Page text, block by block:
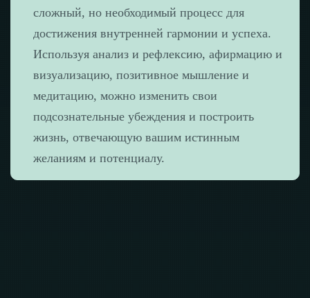
сложный, но необходимый процесс для
достижения внутренней гармонии и успеха.
Используя анализ и рефлексию, афирмацию и
визуализацию, позитивное мышление и
медитацию, можно изменить свои
подсознательные убеждения и построить
жизнь, отвечающую вашим истинным
желаниям и потенциалу.